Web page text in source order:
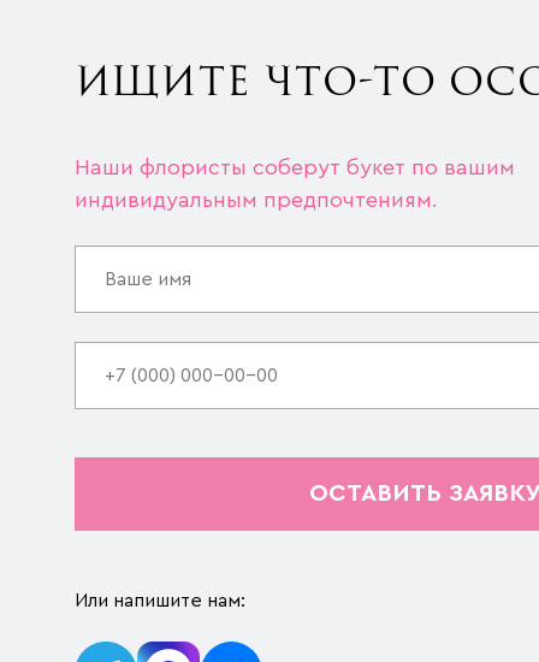
ИЩИТЕ ЧТО-ТО
Наши флористы соберут букет по вашим
индивидуальным предпочтениям.
ОСТАВИТЬ
Или напишите нам: